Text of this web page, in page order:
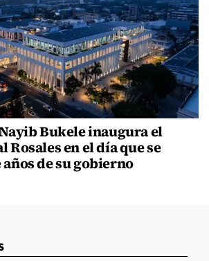
Bukele inaugura el
Rosales en el día que se
de su gobierno